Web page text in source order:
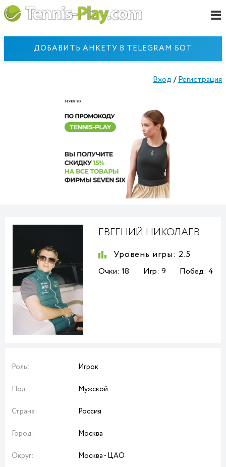
ДОБАВИТЬ АНКЕТУ В TELEGRAM БОТ
Вход /Регистрация
ЕВГЕНИЙ НИКОЛАЕВ
Уровень игры: 2.5
Очки: 18 Игр: 9 Побед: 4
Роль: Игрок
Пол: Мужской
Страна: Россия
Город: Москва
Округ: Москва - ЦАО